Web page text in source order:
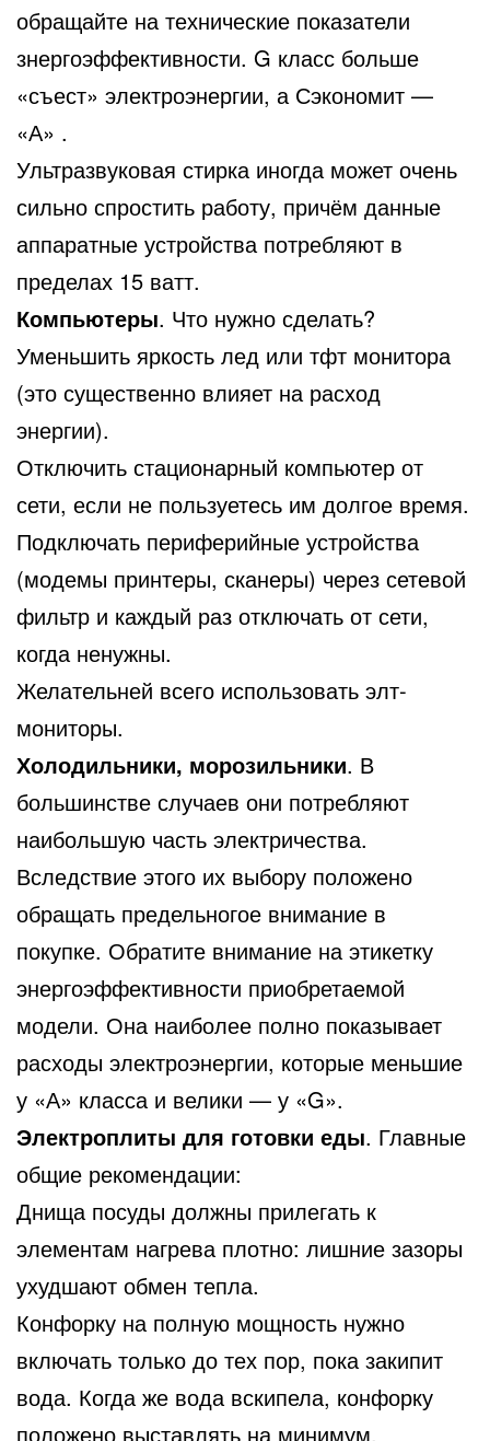
обращайте на технические показатели
знергоэффективности. G класс больше
«съест» электроэнергии, а Сэкономит —
«А» .
Ультразвуковая стирка иногда может очень
сильно спростить работу, причём данные
аппаратные устройства потребляют в
пределах 15 ватт.
Компьютеры. Что нужно сделать?
Уменьшить яркость лед или тфт монитора
(это существенно влияет на расход
энергии).
Отключить стационарный компьютер от
сети, если не пользуетесь им долгое время.
Подключать периферийные устройства
(модемы принтеры, сканеры) через сетевой
фильтр и каждый раз отключать от сети,
когда ненужны.
Желательней всего использовать элт-
мониторы.
Холодильники, морозильники. В
большинстве случаев они потребляют
наибольшую часть электричества.
Вследствие этого их выбору положено
обращать предельногое внимание в
покупке. Обратите внимание на этикетку
энергоэффективности приобретаемой
модели. Она наиболее полно показывает
расходы электроэнергии, которые меньшие
у «А» класса и велики — у «G».
Электроплиты для готовки еды. Главные
общие рекомендации:
Днища посуды должны прилегать к
элементам нагрева плотно: лишние зазоры
ухудшают обмен тепла.
Конфорку на полную мощность нужно
включать только до тех пор, пока закипит
вода. Когда же вода вскипела, конфорку
положено выставлять на минимум.